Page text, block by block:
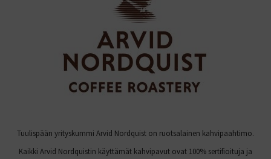
Tuulispään yrityskummi Arvid Nordquist on ruotsalainen kahvipaahtimo.
Kaikki Arvid Nordquistin käyttämät kahvipavut ovat 100% sertifioituja ja